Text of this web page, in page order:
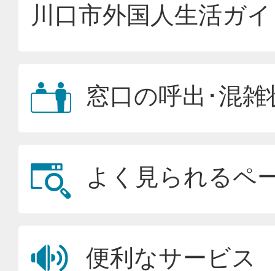
川口市外国人生活ガ
窓口の呼出･混雑
よく見られるペ
便利なサービス